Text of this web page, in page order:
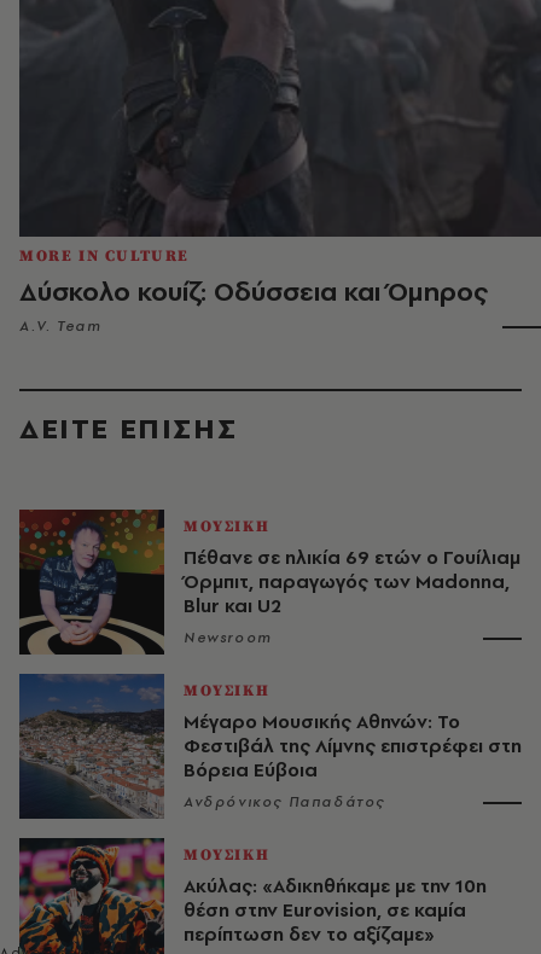
MORE IN CULTURE
Δύσκολο κουίζ: Οδύσσεια και Όμηρος
A.V. Team
ΔΕΙΤΕ ΕΠΙΣΗΣ
ΜΟΥΣΙΚΗ
Πέθανε σε ηλικία 69 ετών ο Γουίλιαμ
Όρμπιτ, παραγωγός των Madonna,
Blur και U2
Newsroom
ΜΟΥΣΙΚΗ
Μέγαρο Μουσικής Αθηνών: Το
Φεστιβάλ της Λίμνης επιστρέφει στη
Βόρεια Εύβοια
Ανδρόνικος Παπαδάτος
ΜΟΥΣΙΚΗ
Ακύλας: «Αδικηθήκαμε με την 10η
θέση στην Eurovision, σε καμία
περίπτωση δεν το αξίζαμε»